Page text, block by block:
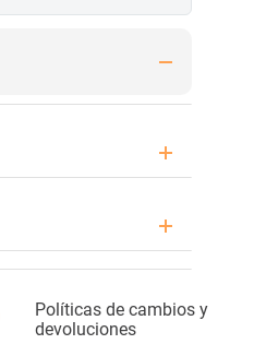
Políticas de cambios y
devoluciones